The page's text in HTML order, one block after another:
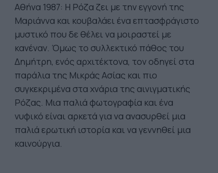
Αθήνα 1987: Η Ρόζα ζει με την εγγονή της
Μαριάννα και κουβαλάει ένα επτασφράγιστο
μυστικό που δε θέλει να μοιραστεί με
κανέναν. Όμως το συλλεκτικό πάθος του
Δημήτρη, ενός αρχιτέκτονα, τον οδηγεί στα
παράλια της Μικράς Ασίας και πιο
συγκεκριμένα στα χνάρια της αινιγματικής
Ρόζας. Μια παλιά φωτογραφία και ένα
νυφικό είναι αρκετά για να ανασυρθεί μια
παλιά ερωτική ιστορία και να γεννηθεί μια
καινούργια.